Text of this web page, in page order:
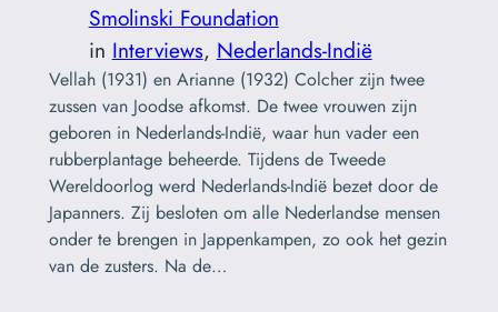
Smolinski Foundation
in Interviews, Nederlands-Indië
Vellah (1931) en Arianne (1932) Colcher zijn twee
zussen van Joodse afkomst. De twee vrouwen zijn
geboren in Nederlands-Indië, waar hun vader een
rubberplantage beheerde. Tijdens de Tweede
Wereldoorlog werd Nederlands-Indië bezet door de
Japanners. Zij besloten om alle Nederlandse mensen
onder te brengen in Jappenkampen, zo ook het gezin
van de zusters. Na de…